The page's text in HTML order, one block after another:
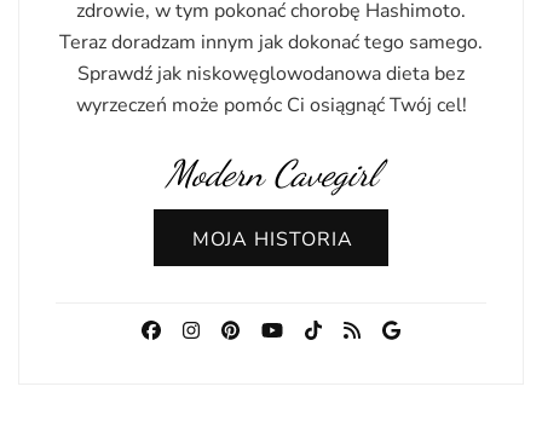
zdrowie, w tym pokonać chorobę Hashimoto.
Teraz doradzam innym jak dokonać tego samego.
Sprawdź jak niskowęglowodanowa dieta bez
wyrzeczeń może pomóc Ci osiągnąć Twój cel!
Modern Cavegirl
MOJA HISTORIA